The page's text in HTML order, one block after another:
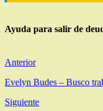
Ayuda para salir de
Anterior
Evelyn Budes – Busco
Siguiente